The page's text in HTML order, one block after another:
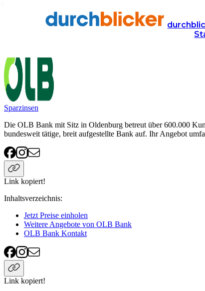
Finanzen OLB Bank
Sparzinsen
Die OLB Bank mit Sitz in Oldenburg betreut über 600.000
bundesweit tätige, breit aufgestellte Bank auf. Ihr Angebot
Link kopiert!
Inhaltsverzeichnis:
Jetzt Preise einholen
Weitere Angebote von OLB Bank
OLB Bank Kontakt
Link kopiert!